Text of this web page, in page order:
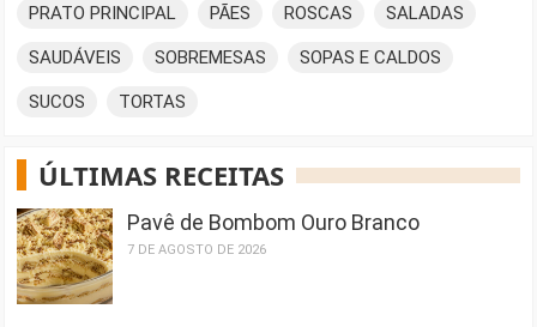
PRATO PRINCIPAL PÃES ROSCAS SALADAS
SAUDÁVEIS SOBREMESAS SOPAS E CALDOS
SUCOS TORTAS
ÚLTIMAS RECEITAS
Pavê de Bombom Ouro Branco
7 DE AGOSTO DE 2026